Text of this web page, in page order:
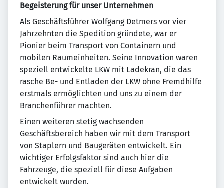
Begeisterung für unser Unternehmen
Als Geschäftsführer Wolfgang Detmers vor vier
Jahrzehnten die Spedition gründete, war er
Pionier beim Transport von Containern und
mobilen Raumeinheiten. Seine Innovation waren
speziell entwickelte LKW mit Ladekran, die das
rasche Be- und Entladen der LKW ohne Fremdhilfe
erstmals ermöglichten und uns zu einem der
Branchenführer machten.
Einen weiteren stetig wachsenden
Geschäftsbereich haben wir mit dem Transport
von Staplern und Baugeräten entwickelt. Ein
wichtiger Erfolgsfaktor sind auch hier die
Fahrzeuge, die speziell für diese Aufgaben
entwickelt wurden.